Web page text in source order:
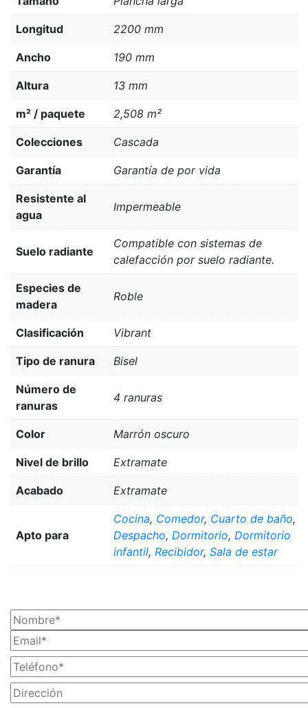
Longitud 2200 mm
Ancho 190 mm
Altura 13 mm
m² / paquete 2,508 m²
Colecciones Cascada
Garantía Garantía de por vida
Resistente al
agua
Impermeable
Suelo radiante
Compatible con sistemas de
calefacción por suelo radiante.
Especies de
madera
Roble
Clasificación Vibrant
Tipo de ranura Bisel
Número de
ranuras
4 ranuras
Color Marrón oscuro
Nivel de brillo Extramate
Acabado Extramate
Apto para
Cocina, Comedor, Cuarto de baño,
Despacho, Dormitorio, Dormitorio
infantil, Recibidor, Sala de estar